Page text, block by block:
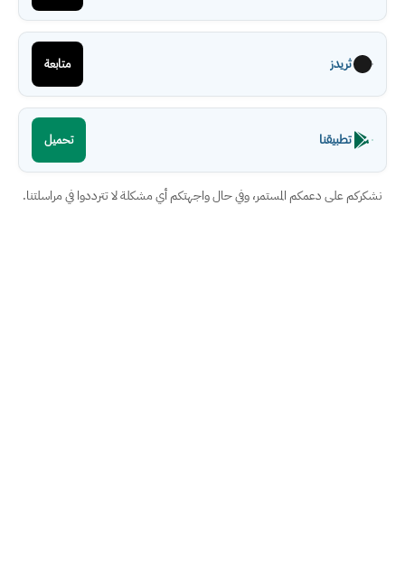
ثريدز متابعة
تطبيقنا تحميل
نشكركم على دعمكم المستمر، وفي حال واجهتكم أي مشكلة لا تترددوا في مراسلتنا.